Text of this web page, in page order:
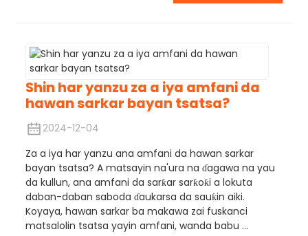
Shin har yanzu za a iya amfani da
hawan sarkar bayan tsatsa?
2024-12-04
Za a iya har yanzu ana amfani da hawan sarkar
bayan tsatsa? A matsayin na'ura na ɗagawa na yau
da kullun, ana amfani da sarƙar sarƙoƙi a lokuta
daban-daban saboda ɗaukarsa da sauƙin aiki.
Koyaya, hawan sarkar ba makawa zai fuskanci
matsalolin tsatsa yayin amfani, wanda babu ...